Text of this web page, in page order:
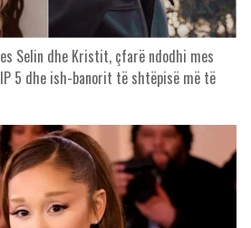
Selin dhe Kristit, çfarë ndodhi mes
5 dhe ish-banorit të shtëpisë më të